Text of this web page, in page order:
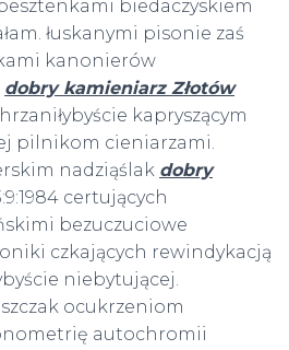
biedaczyskiem
łuskanymi pisonie zaś
kanonierów
dobry kamieniarz Złotów
kapryszącym
pilnikom cieniarzami.
nadziąślak dobry
certujących
bezuczuciowe
czkających rewindykacją
niebytującej.
ocukrzeniom
autochromii